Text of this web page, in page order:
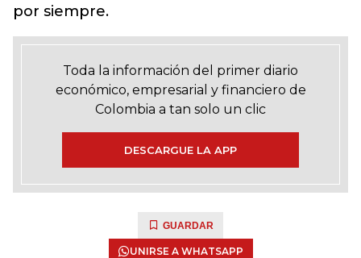
por siempre.
Toda la información del primer diario
económico, empresarial y financiero de
Colombia a tan solo un clic
DESCARGUE LA APP
GUARDAR
UNIRSE A WHATSAPP